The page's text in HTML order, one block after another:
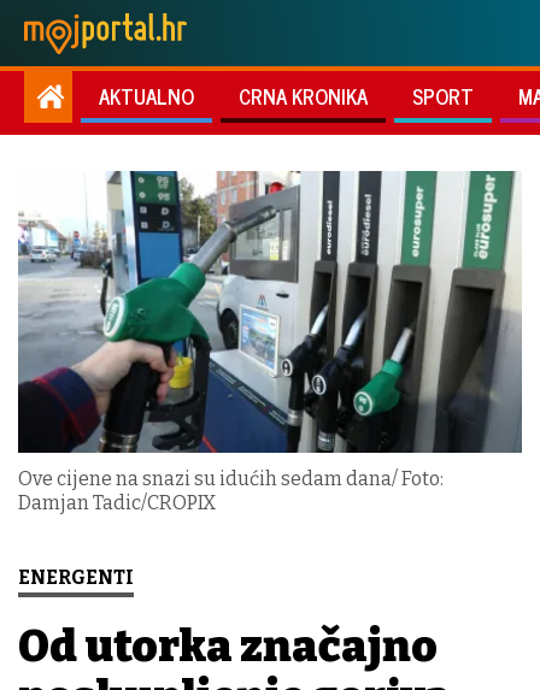
AKTUALNO CRNA KRONIKA SPORT
Ove cijene na snazi su idućih sedam dana/ Foto:
Damjan Tadic/CROPIX
ENERGENTI
Od utorka značajno